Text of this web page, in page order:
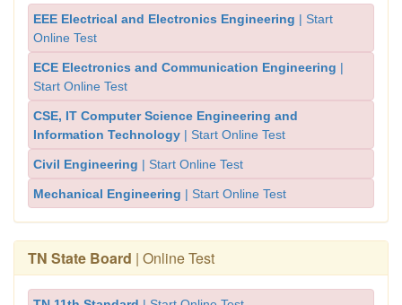
EEE Electrical and Electronics Engineering | Start
Online Test
ECE Electronics and Communication Engineering |
Start Online Test
CSE, IT Computer Science Engineering and
Information Technology | Start Online Test
Civil Engineering | Start Online Test
Mechanical Engineering | Start Online Test
TN State Board | Online Test